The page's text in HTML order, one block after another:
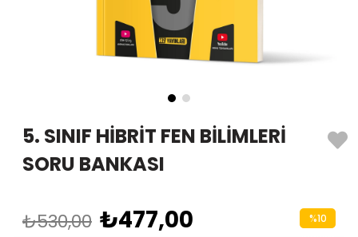
5. SINIF HİBRİT FEN BİLİMLERİ
SORU BANKASI
₺530,00 ₺477,00 %10